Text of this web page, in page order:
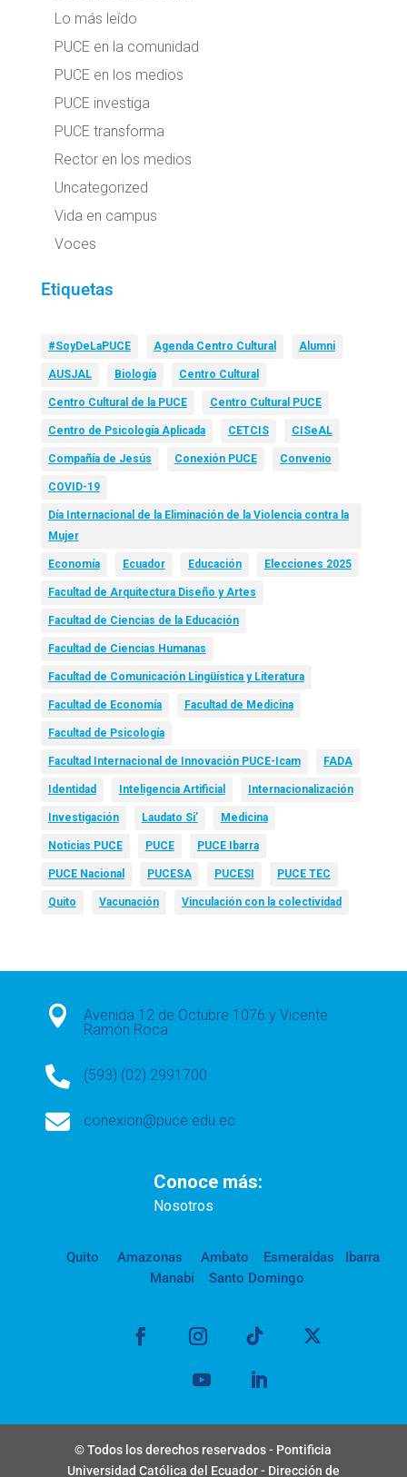
Lo más leído
PUCE en la comunidad
PUCE en los medios
PUCE investiga
PUCE transforma
Rector en los medios
Uncategorized
Vida en campus
Voces
Etiquetas
#SoyDeLaPUCE Agenda Centro Cultural Alumni
AUSJAL Biología Centro Cultural
Centro Cultural de la PUCE Centro Cultural PUCE
Centro de Psicología Aplicada CETCIS CISeAL
Compañía de Jesús Conexión PUCE Convenio
COVID-19
Día Internacional de la Eliminación de la Violencia contra la
Mujer
Economía Ecuador Educación Elecciones 2025
Facultad de Arquitectura Diseño y Artes
Facultad de Ciencias de la Educación
Facultad de Ciencias Humanas
Facultad de Comunicación Lingüística y Literatura
Facultad de Economía Facultad de Medicina
Facultad de Psicología
Facultad Internacional de Innovación PUCE-Icam FADA
Identidad Inteligencia Artificial Internacionalización
Investigación Laudato Si’ Medicina
Noticias PUCE PUCE PUCE Ibarra
PUCE Nacional PUCESA PUCESI PUCE TEC
Quito Vacunación Vinculación con la colectividad

Avenida 12 de Octubre 1076 y Vicente
Ramón Roca
 (593) (02) 2991700
 conexion@puce.edu.ec
Conoce más:
Nosotros
Quito Amazonas Ambato Esmeraldas
Ibarra
Manabí
Santo Domingo
© Todos los derechos reservados - Pontificia
Universidad Católica del Ecuador - Dirección de